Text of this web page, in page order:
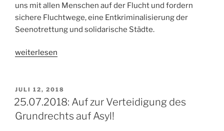
uns mit allen Menschen auf der Flucht und fordern
sichere Fluchtwege, eine Entkriminalisierung der
Seenotrettung und solidarische Städte.
„06.10.2018:
in
Bochum:
Stoppt
weiterlesen
VERÖFFENTLICHT
AM
JULI 12, 2018
25.07.2018: Auf zur Verteidigung des
Grundrechts auf Asyl!